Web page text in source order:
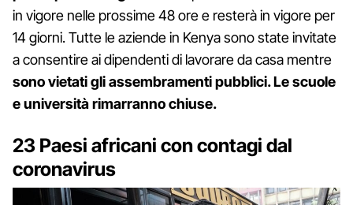
in vigore nelle prossime 48 ore e resterà in vigore per
14 giorni. Tutte le aziende in Kenya sono state invitate
a consentire ai dipendenti di lavorare da casa mentre
sono vietati gli assembramenti pubblici. Le scuole
e università rimarranno chiuse.
23 Paesi africani con contagi dal
coronavirus